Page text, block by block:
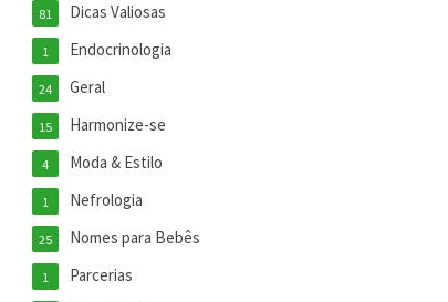
Dicas Valiosas
81
Endocrinologia
1
Geral
24
Harmonize-se
15
Moda & Estilo
4
Nefrologia
1
Nomes para Bebês
25
Parcerias
1